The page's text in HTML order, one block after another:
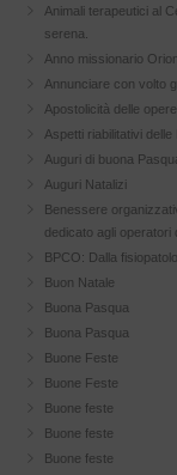
Animali terapeutici al
serena.
Anno missionario
Annunciare con volto
Apostolicità delle
Aspetti riabilitativi
Auguri di buona
Auguri Natalizi
Benessere
dedicato agli operatori
BPCO: Dalla
Buon Natale
Buona Pasqua
Buona Pasqua
Buone Feste
Buone Feste
Buone feste
Buone feste
Buone feste